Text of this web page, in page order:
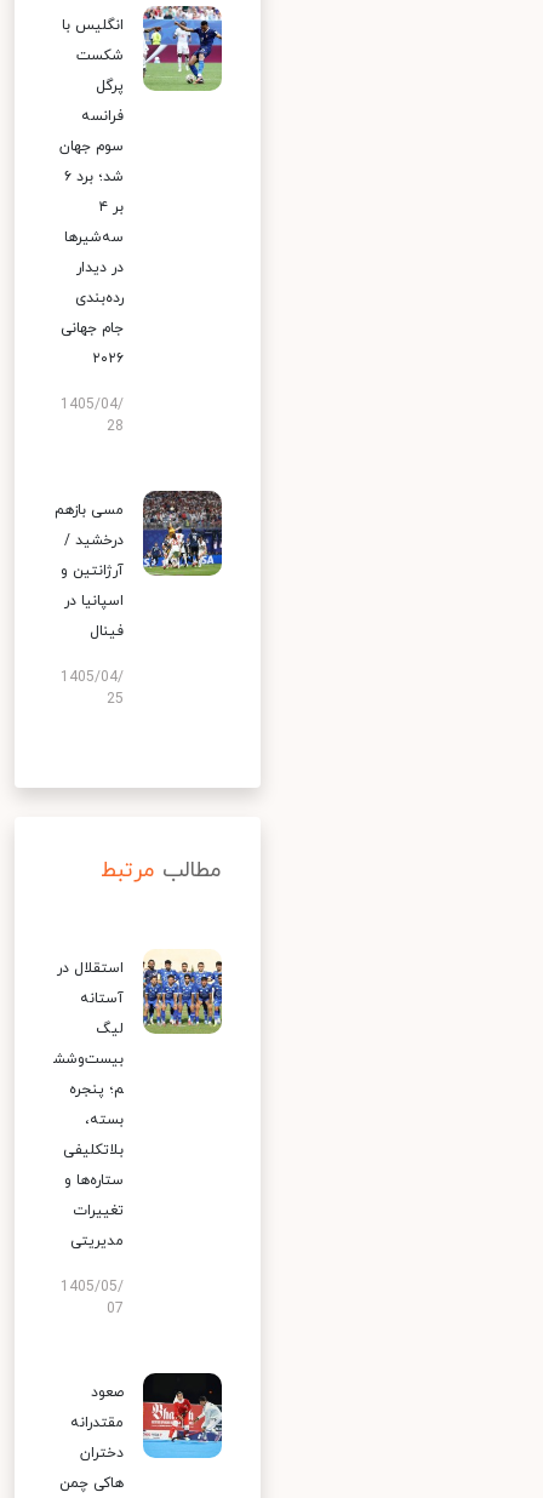
انگلیس با
شکست
پرگل
فرانسه
سوم جهان
شد؛ برد ۶
بر ۴
سه‌شیرها
در دیدار
رده‌بندی
جام جهانی
۲۰۲۶
1405/04/
28
مسی بازهم
درخشید /
آرژانتین و
اسپانیا در
فینال
1405/04/
25
مطالب مرتبط
استقلال در
آستانه
لیگ
بیست‌وشش
م؛ پنجره
بسته،
بلاتکلیفی
ستاره‌ها و
تغییرات
مدیریتی
1405/05/
07
صعود
مقتدرانه
دختران
هاکی چمن